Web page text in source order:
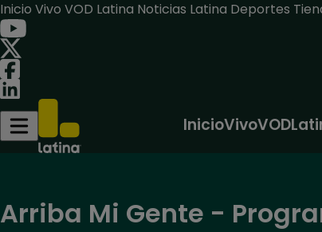
Inicio Vivo VOD Latina Noticias Latina Deportes
InicioVivoVOD
Arriba Mi Gente -